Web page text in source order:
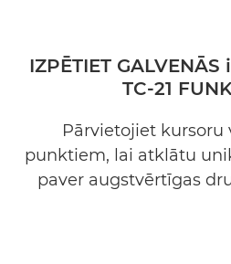
IZPĒTIET
TC-21
Pārvietojiet kursoru
punktiem, lai atklātu
paver augstvērtīgas